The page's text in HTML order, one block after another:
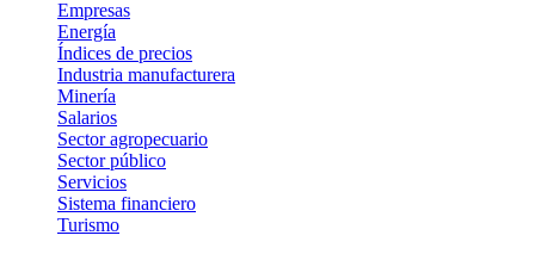
Empresas
Energía
Índices de precios
Industria manufacturera
Minería
Salarios
Sector agropecuario
Sector público
Servicios
Sistema financiero
Turismo